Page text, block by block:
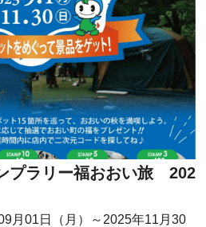
プラリー福おおい旅 202
月01日（月）～2025年11月30